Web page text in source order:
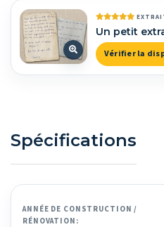
Un petit
Vérifier la
Spécifications
ANNÉE DE CONSTRUCTION /
RÉNOVATION: